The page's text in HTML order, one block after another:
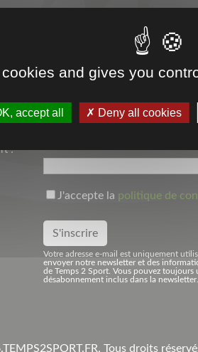
!
J'accepte la politique de
Votre adresse e-mail est uniquement
envoyer notre newsletter et des
de Temps 2 Sport. Vous pouvez toujours
désabonnement inclus dans la newsletter.
TEMPS2SPORT.FR. Tous droits
and gives you
accept all Deny all cookies